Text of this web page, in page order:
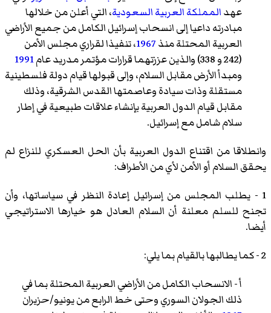
عهدالمملكة العربية السعودية، التي أعلن من خلالها
مبادرته داعيا إلى انسحاب إسرائيل الكامل من جميع الأراضي
العربية المحتلة منذ1967، تنفيذا لقراري مجلس الأمن
(242 و 338) والذين عززتهما قرارات مؤتمر مدريد عام
1991
ومبدأ الأرض مقابل السلام، وإلى قبولها قيام دولة فلسطينية
مستقلة وذات سيادة وعاصمتها القدس الشرقية، وذلك
مقابل قيام الدول العربية بإنشاء علاقات طبيعية في إطار
سلام شامل مع إسرائيل.
وانطلاقا من اقتناع الدول العربية بأن الحل العسكري للنزاع لم
يحقق السلام أو الأمن لأي من الأطراف:
1 - يطلب المجلس من إسرائيل إعادة النظر في سياساتها، وأن
تجنح للسلم معلنة أن السلام العادل هو خيارها الاستراتيجي
أيضا.
2 - كما يطالبها بالقيام بما يلي:
أ - الانسحاب الكامل من الأراضي العربية المحتلة بما في
ذلك الجولان السوري وحتى خط الرابع من يونيو/حزيران